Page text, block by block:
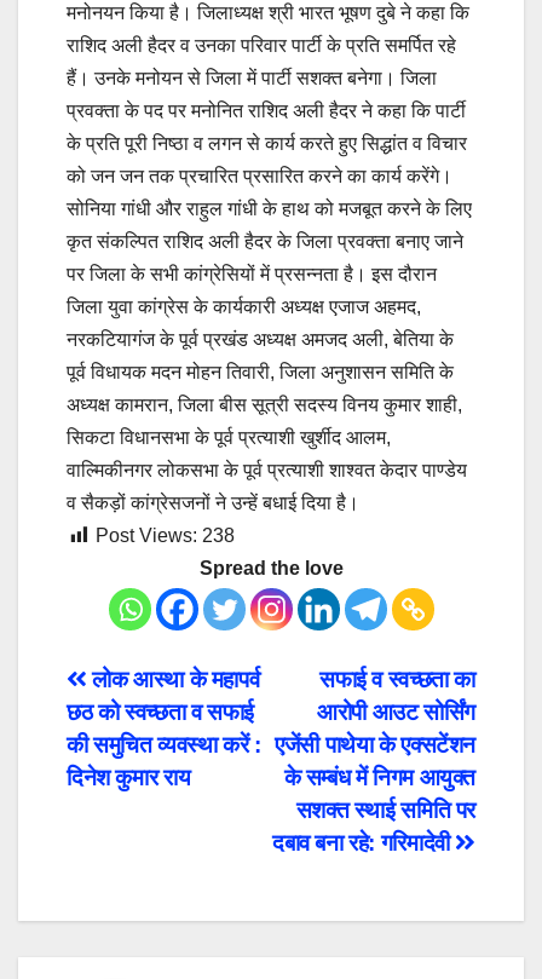
मनोनयन किया है। जिलाध्यक्ष श्री भारत भूषण दुबे ने कहा कि
राशिद अली हैदर व उनका परिवार पार्टी के प्रति समर्पित रहे
हैं। उनके मनोयन से जिला में पार्टी सशक्त बनेगा। जिला
प्रवक्ता के पद पर मनोनित राशिद अली हैदर ने कहा कि पार्टी
के प्रति पूरी निष्ठा व लगन से कार्य करते हुए सिद्धांत व विचार
को जन जन तक प्रचारित प्रसारित करने का कार्य करेंगे।
सोनिया गांधी और राहुल गांधी के हाथ को मजबूत करने के लिए
कृत संकल्पित राशिद अली हैदर के जिला प्रवक्ता बनाए जाने
पर जिला के सभी कांग्रेसियों में प्रसन्नता है। इस दौरान
जिला युवा कांग्रेस के कार्यकारी अध्यक्ष एजाज अहमद,
नरकटियागंज के पूर्व प्रखंड अध्यक्ष अमजद अली, बेतिया के
पूर्व विधायक मदन मोहन तिवारी, जिला अनुशासन समिति के
अध्यक्ष कामरान, जिला बीस सूत्री सदस्य विनय कुमार शाही,
सिकटा विधानसभा के पूर्व प्रत्याशी खुर्शीद आलम,
वाल्मिकीनगर लोकसभा के पूर्व प्रत्याशी शाश्वत केदार पाण्डेय
व सैकड़ों कांग्रेसजनों ने उन्हें बधाई दिया है।
Post Views: 238
Spread the love
Post
navigation
सफाई व स्वच्छता का
आरोपी आउट सोर्सिंग
एजेंसी पाथेया के एक्सटेंशन
के सम्बंध में निगम आयुक्त
सशक्त स्थाई समिति पर
दबाव बना रहे: गरिमादेवी
लोक आस्था के महापर्व
छठ को स्वच्छता व सफाई
की समुचित व्यवस्था करें :
दिनेश कुमार राय